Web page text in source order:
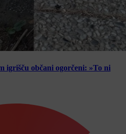
igrišču občani ogorčeni: »To ni